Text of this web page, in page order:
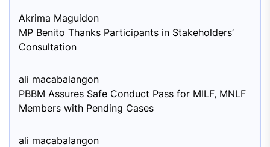
Akrima Maguidon
MP Benito Thanks Participants in Stakeholders’
Consultation
ali macabalangon
PBBM Assures Safe Conduct Pass for MILF, MNLF
Members with Pending Cases
ali macabalangon